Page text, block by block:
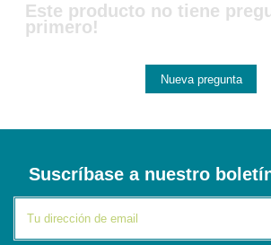
Este producto no tiene
primero!
Nueva pregunta
Suscríbase a nuestro